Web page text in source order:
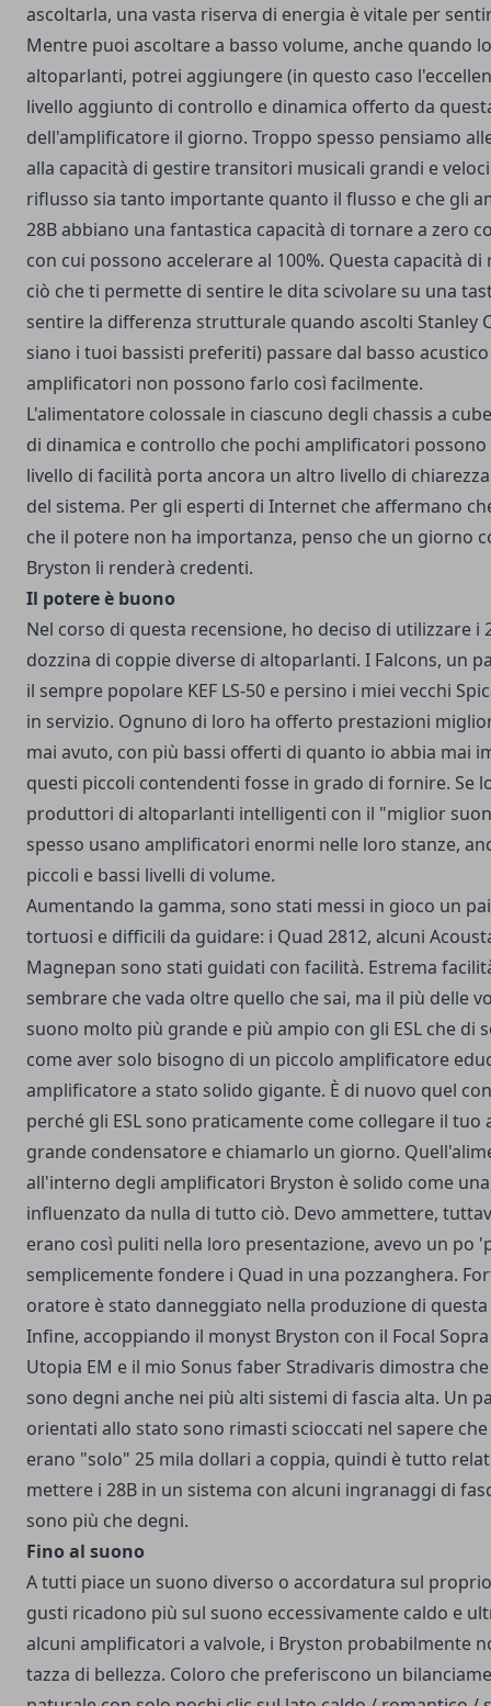
ascoltarla, una vasta riserva di energia è vitale per
Mentre puoi ascoltare a basso volume, anche quando
altoparlanti, potrei aggiungere (in questo caso
livello aggiunto di controllo e dinamica offerto da
dell'amplificatore il giorno. Troppo spesso pensiamo
alla capacità di gestire transitori musicali grandi e
riflusso sia tanto importante quanto il flusso e che gli
28B abbiano una fantastica capacità di tornare a zero
con cui possono accelerare al 100%. Questa capacità di
ciò che ti permette di sentire le dita scivolare su una
sentire la differenza strutturale quando ascolti Stanley
siano i tuoi bassisti preferiti) passare dal basso
amplificatori non possono farlo così facilmente.
L'alimentatore colossale in ciascuno degli chassis a
di dinamica e controllo che pochi amplificatori
livello di facilità porta ancora un altro livello di
del sistema. Per gli esperti di Internet che affermano
che il potere non ha importanza, penso che un giorno
Bryston li renderà credenti.
Il potere è buono
Nel corso di questa recensione, ho deciso di utilizzare i
dozzina di coppie diverse di altoparlanti. I Falcons, un
il sempre popolare KEF LS-50 e persino i miei vecchi
in servizio. Ognuno di loro ha offerto prestazioni
mai avuto, con più bassi offerti di quanto io abbia mai
questi piccoli contendenti fosse in grado di fornire. Se
produttori di altoparlanti intelligenti con il "miglior
spesso usano amplificatori enormi nelle loro stanze,
piccoli e bassi livelli di volume.
Aumentando la gamma, sono stati messi in gioco un
tortuosi e difficili da guidare: i Quad 2812, alcuni
Magnepan sono stati guidati con facilità. Estrema
sembrare che vada oltre quello che sai, ma il più delle
suono molto più grande e più ampio con gli ESL che di
come aver solo bisogno di un piccolo amplificatore
amplificatore a stato solido gigante. È di nuovo quel
perché gli ESL sono praticamente come collegare il
grande condensatore e chiamarlo un giorno.
all'interno degli amplificatori Bryston è solido come
influenzato da nulla di tutto ciò. Devo ammettere,
erano così puliti nella loro presentazione, avevo un po
semplicemente fondere i Quad in una pozzanghera.
oratore è stato danneggiato nella produzione di
Infine, accoppiando il monyst Bryston con il Focal Sopra
Utopia EM e il mio Sonus faber Stradivaris dimostra
sono degni anche nei più alti sistemi di fascia alta. Un
orientati allo stato sono rimasti scioccati nel sapere
erano "solo" 25 mila dollari a coppia, quindi è tutto
mettere i 28B in un sistema con alcuni ingranaggi di
sono più che degni.
Fino al suono
A tutti piace un suono diverso o accordatura sul
gusti ricadono più sul suono eccessivamente caldo e
alcuni amplificatori a valvole, i Bryston probabilmente
tazza di bellezza. Coloro che preferiscono un